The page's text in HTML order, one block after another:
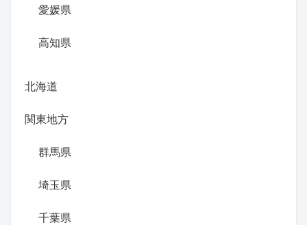
愛媛県
高知県
北海道
関東地方
群馬県
埼玉県
千葉県